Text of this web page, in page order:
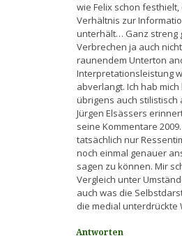
wie Felix schon
Verhältnis zur
unterhält… Ganz streng
Verbrechen ja auch
raunendem Unterton
Interpretationsleistung
abverlangt. Ich hab
übrigens auch stilistisch
Jürgen Elsässers
seine Kommentare
tatsächlich nur
noch einmal genauer
sagen zu können. Mir
Vergleich unter
auch was die
die medial unterdrückte
Antworten